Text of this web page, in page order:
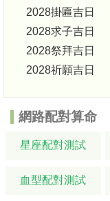
2028掛匾吉日
2028求子吉日
2028祭拜吉日
2028祈願吉日
網路配對算命
星座配對測試
血型配對測試